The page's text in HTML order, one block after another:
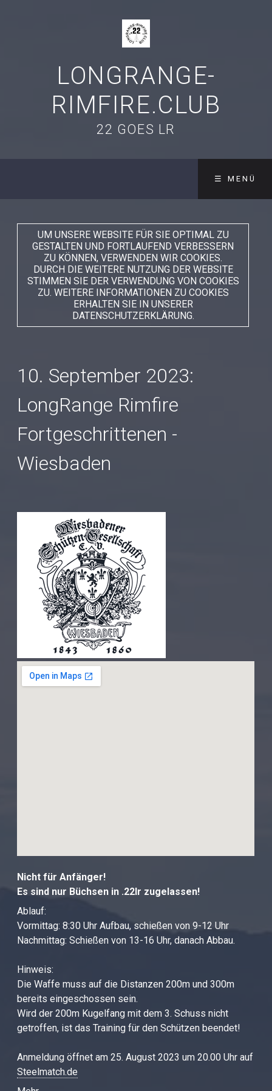
LONGRANGE-
RIMFIRE.CLUB
22 GOES LR
☰ MENÜ
UM UNSERE WEBSITE FÜR SIE OPTIMAL ZU
GESTALTEN UND FORTLAUFEND VERBESSERN
ZU KÖNNEN, VERWENDEN WIR COOKIES.
DURCH DIE WEITERE NUTZUNG DER WEBSITE
STIMMEN SIE DER VERWENDUNG VON COOKIES
ZU. WEITERE INFORMATIONEN ZU COOKIES
ERHALTEN SIE IN UNSERER
DATENSCHUTZERKLÄRUNG.
10. September 2023:
LongRange Rimfire
Fortgeschrittenen -
Wiesbaden
Nicht für Anfänger!
Es sind nur Büchsen in .22lr zugelassen!
Ablauf:
Vormittag: 8:30 Uhr Aufbau, schießen von 9-12 Uhr
Nachmittag: Schießen von 13-16 Uhr, danach Abbau.
Hinweis:
Die Waffe muss auf die Distanzen 200m und 300m
bereits eingeschossen sein.
Wird der 200m Kugelfang mit dem 3. Schuss nicht
getroffen, ist das Training für den Schützen beendet!
Anmeldung öffnet am 25. August 2023 um 20.00 Uhr auf
Steelmatch.de